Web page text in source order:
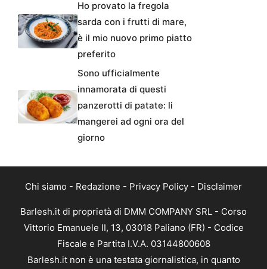
Ho provato la fregola
sarda con i frutti di mare,
è il mio nuovo primo piatto
preferito
Sono ufficialmente
innamorata di questi
panzerotti di patate: li
mangerei ad ogni ora del
giorno
Chi siamo - Redazione - Privacy Policy - Disclaimer
Barlesh.it di proprietà di DMM COMPANY SRL - Corso
Vittorio Emanuele II, 13, 03018 Paliano (FR) - Codice
Fiscale e Partita I.V.A. 03144800608
Barlesh.it non è una testata giornalistica, in quanto